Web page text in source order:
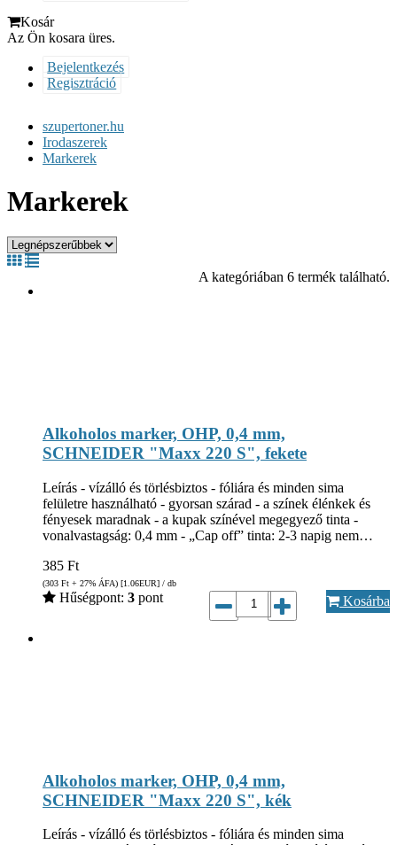
Kosár
Az Ön kosara üres.
Bejelentkezés
Regisztráció
szupertoner.hu
Irodaszerek
Markerek
Markerek
A kategóriában 6 termék található.
Alkoholos marker, OHP, 0,4 mm,
SCHNEIDER "Maxx 220 S", fekete
Leírás - vízálló és törlésbiztos - fóliára és minden sima
felületre használható - gyorsan szárad - a színek élénkek és
fényesek maradnak - a kupak színével megegyező tinta -
vonalvastagság: 0,4 mm - „Cap off” tinta: 2-3 napig nem…
385 Ft
(303 Ft + 27% ÁFA) [1.06EUR] / db
Hűségpont: 3 pont Kosárba
Alkoholos marker, OHP, 0,4 mm,
SCHNEIDER "Maxx 220 S", kék
Leírás - vízálló és törlésbiztos - fóliára és minden sima